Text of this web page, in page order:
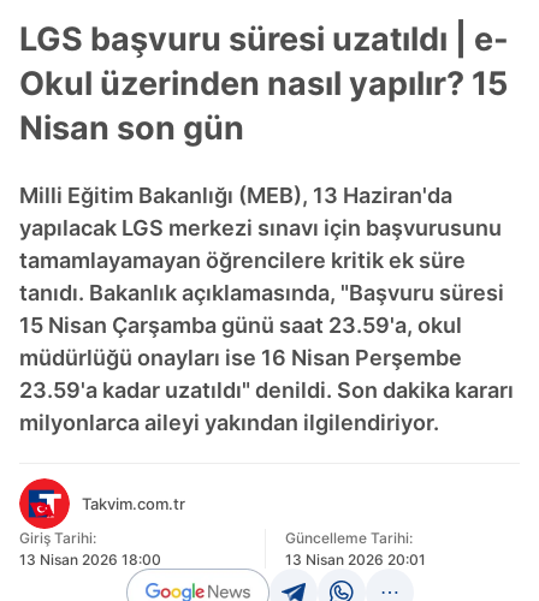
LGS başvuru süresi uzatıldı | e-
Okul üzerinden nasıl yapılır? 15
Nisan son gün
Milli Eğitim Bakanlığı (MEB), 13 Haziran'da
yapılacak LGS merkezi sınavı için başvurusunu
tamamlayamayan öğrencilere kritik ek süre
tanıdı. Bakanlık açıklamasında, "Başvuru süresi
15 Nisan Çarşamba günü saat 23.59'a, okul
müdürlüğü onayları ise 16 Nisan Perşembe
23.59'a kadar uzatıldı" denildi. Son dakika kararı
milyonlarca aileyi yakından ilgilendiriyor.
Takvim.com.tr
Giriş Tarihi:
13 Nisan 2026 18:00
Güncelleme Tarihi:
13 Nisan 2026 20:01